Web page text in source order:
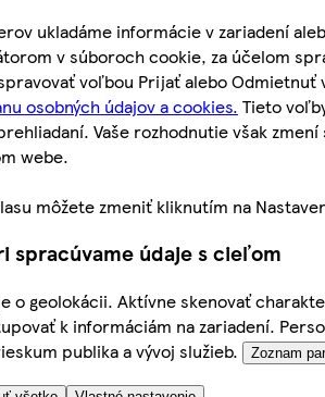
ukladáme informácie v zariadení
v súboroch cookie, za účelom
voľbou Prijať alebo
osobných údajov a cookies. Tieto
Vaše rozhodnutie však
webe.
môžete zmeniť kliknutím na
spracúvame údaje s cieľom
o geolokácii. Aktívne skenovať
k informáciám na zariadení.
publika a vývoj služieb.
Zoznam